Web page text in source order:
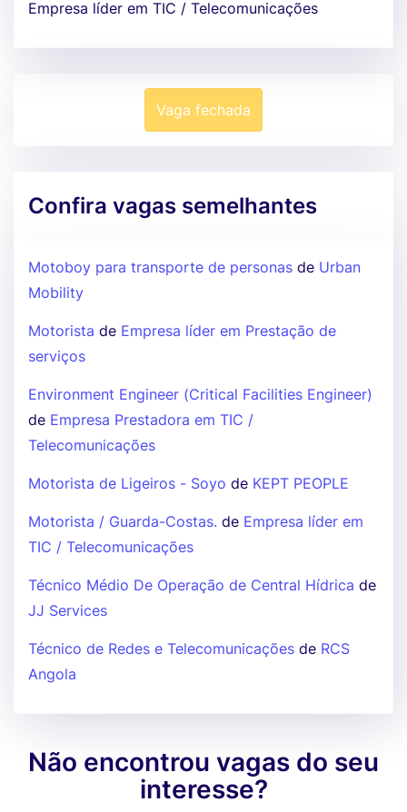
Empresa líder em TIC / Telecomunicações
Vaga fechada
Confira vagas semelhantes
Motoboy para transporte de personas de Urban
Mobility
Motorista de Empresa líder em Prestação de
serviços
Environment Engineer (Critical Facilities Engineer)
de Empresa Prestadora em TIC /
Telecomunicações
Motorista de Ligeiros - Soyo de KEPT PEOPLE
Motorista / Guarda-Costas. de Empresa líder em
TIC / Telecomunicações
Técnico Médio De Operação de Central Hídrica de
JJ Services
Técnico de Redes e Telecomunicações de RCS
Angola
Não encontrou vagas do seu
interesse?